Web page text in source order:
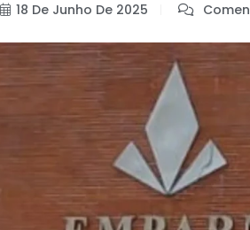
18 De Junho De 2025